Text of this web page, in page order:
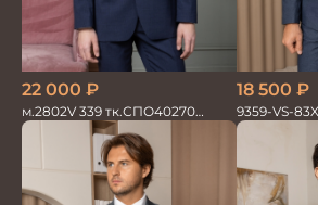
22 000 ₽
м.2802V 339 тк.СПО40270
Костюм мужской
18 500 ₽
9359-VS-
двойка